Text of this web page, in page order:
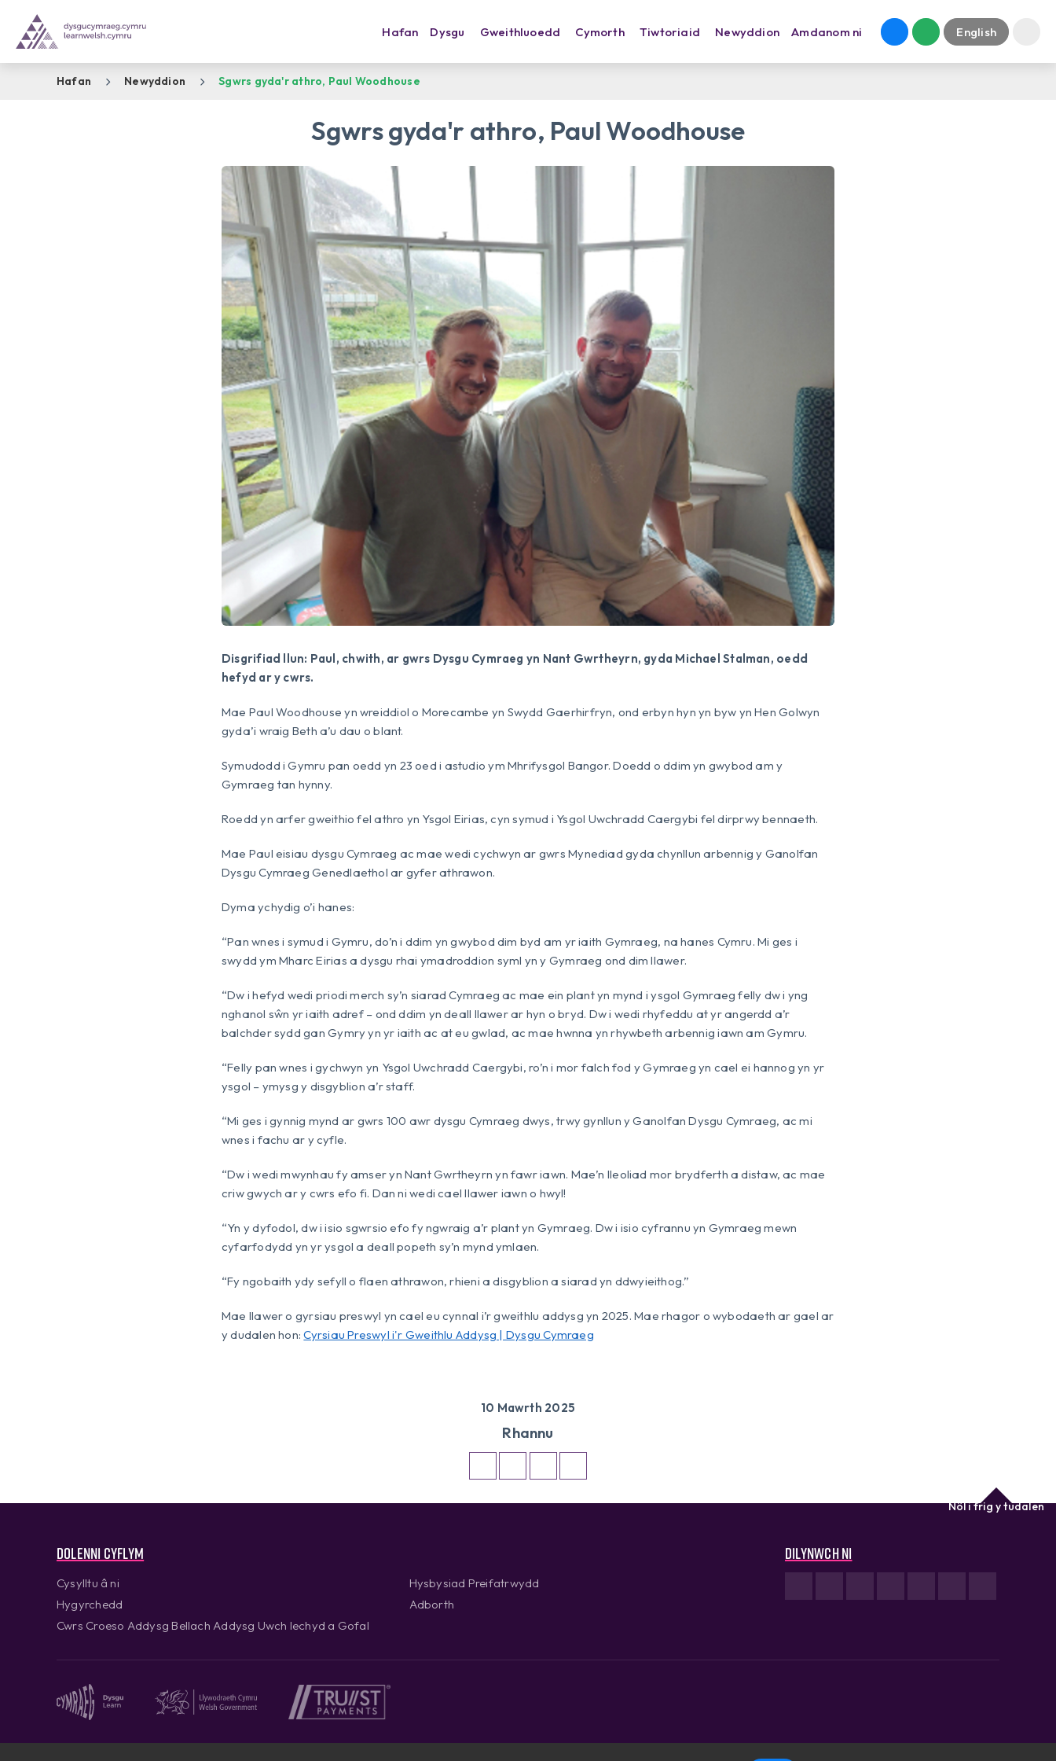
Hafan Dysgu Gweithluoedd Cymorth Tiwtoriaid Newyddion Amdanom ni English
Hafan Newyddion Sgwrs gyda'r athro, Paul Woodhouse
Sgwrs gyda'r athro, Paul Woodhouse
Disgrifiad llun: Paul, chwith, ar gwrs Dysgu Cymraeg yn Nant Gwrtheyrn, gyda Michael Stalman, oedd
hefyd ar y cwrs.
Mae Paul Woodhouse yn wreiddiol o Morecambe yn Swydd Gaerhirfryn, ond erbyn hyn yn byw yn Hen Golwyn
gyda’i wraig Beth a’u dau o blant.
Symudodd i Gymru pan oedd yn 23 oed i astudio ym Mhrifysgol Bangor. Doedd o ddim yn gwybod am y
Gymraeg tan hynny.
Roedd yn arfer gweithio fel athro yn Ysgol Eirias, cyn symud i Ysgol Uwchradd Caergybi fel dirprwy bennaeth.
Mae Paul eisiau dysgu Cymraeg ac mae wedi cychwyn ar gwrs Mynediad gyda chynllun arbennig y Ganolfan
Dysgu Cymraeg Genedlaethol ar gyfer athrawon.
Dyma ychydig o’i hanes:
“Pan wnes i symud i Gymru, do’n i ddim yn gwybod dim byd am yr iaith Gymraeg, na hanes Cymru. Mi ges i
swydd ym Mharc Eirias a dysgu rhai ymadroddion syml yn y Gymraeg ond dim llawer.
“Dw i hefyd wedi priodi merch sy’n siarad Cymraeg ac mae ein plant yn mynd i ysgol Gymraeg felly dw i yng
nghanol sŵn yr iaith adref – ond ddim yn deall llawer ar hyn o bryd. Dw i wedi rhyfeddu at yr angerdd a’r
balchder sydd gan Gymry yn yr iaith ac at eu gwlad, ac mae hwnna yn rhywbeth arbennig iawn am Gymru.
“Felly pan wnes i gychwyn yn Ysgol Uwchradd Caergybi, ro’n i mor falch fod y Gymraeg yn cael ei hannog yn yr
ysgol – ymysg y disgyblion a’r staff.
“Mi ges i gynnig mynd ar gwrs 100 awr dysgu Cymraeg dwys, trwy gynllun y Ganolfan Dysgu Cymraeg, ac mi
wnes i fachu ar y cyfle.
“Dw i wedi mwynhau fy amser yn Nant Gwrtheyrn yn fawr iawn. Mae’n lleoliad mor brydferth a distaw, ac mae
criw gwych ar y cwrs efo fi. Dan ni wedi cael llawer iawn o hwyl!
“Yn y dyfodol, dw i isio sgwrsio efo fy ngwraig a’r plant yn Gymraeg. Dw i isio cyfrannu yn Gymraeg mewn
cyfarfodydd yn yr ysgol a deall popeth sy’n mynd ymlaen.
“Fy ngobaith ydy sefyll o flaen athrawon, rhieni a disgyblion a siarad yn ddwyieithog.”
Mae llawer o gyrsiau preswyl yn cael eu cynnal i’r gweithlu addysg yn 2025. Mae rhagor o wybodaeth ar gael ar
y dudalen hon:Cyrsiau Preswyl i'r Gweithlu Addysg | Dysgu Cymraeg
10 Mawrth 2025
Rhannu
Dolenni cyflym
Cysylltu â ni
Hysbysiad Preifatrwydd
Hygyrchedd
Adborth
Cwrs Croeso Addysg Bellach Addysg Uwch Iechyd a Gofal
Dilynwch ni
Nôl i frig y tudalen